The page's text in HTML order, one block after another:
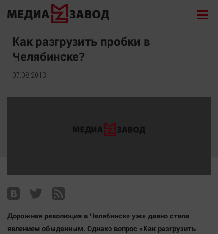
Новости
Экономика
Происшествия
Поиск
Наша победа
Как разгрузить пробки в
Челябинске?
07.08.2013
Дорожная революция в Челябинске уже давно стала
явлением обыденным. Однако вопрос «Как разгрузить